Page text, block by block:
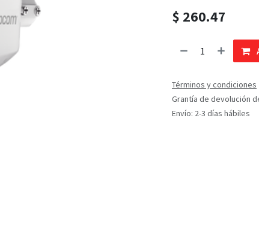
$ 260.47
Términos y condiciones
Grantía de devolución
Envío: 2-3 días hábiles